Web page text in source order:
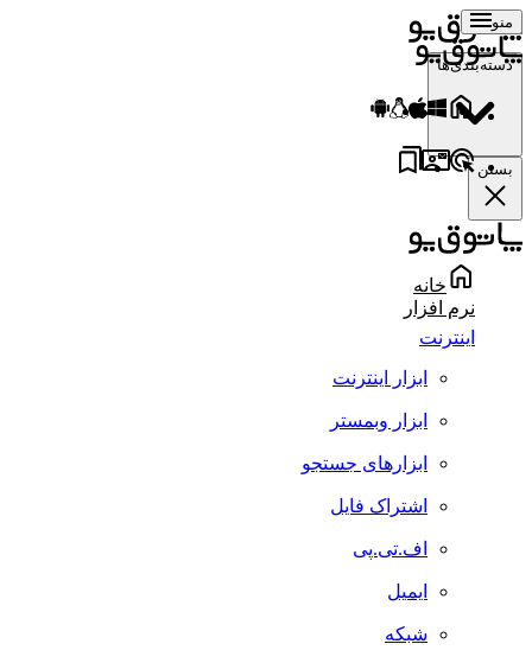
منو
دسته‌بندی‌ها
بستن
خانه
نرم افزار
اینترنت
ابزار اینترنت
ابزار وبمستر
ابزارهای جستجو
اشتراک فایل
اف.تی.پی
ایمیل
شبکه